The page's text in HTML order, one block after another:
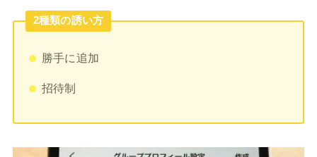
2種類の誘い方
勝手に追加
招待制